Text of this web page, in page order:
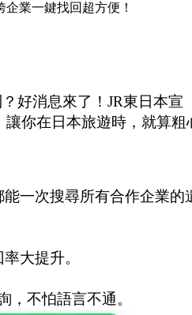
業一鍵找回超方便！
好消息來了！JR東日本宣
你在日本旅遊時，就算粗
一次搜尋所有合作企業的
大提升。
，不怕語言不通。